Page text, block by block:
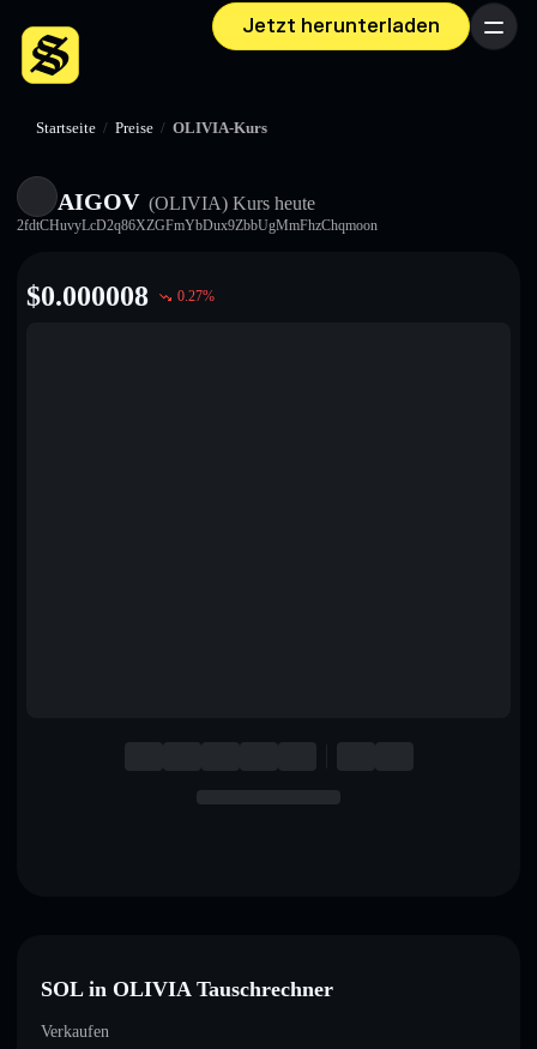
Jetzt herunterladen Menü
Startseite / Preise / OLIVIA-Kurs
AIGOV (OLIVIA) Kurs heute
2fdtCHuvyLcD2q86XZGFmYbDux9ZbbUgMmFhzChqmoon
$0.000008 0.27%
SOL in OLIVIA Tauschrechner
Verkaufen